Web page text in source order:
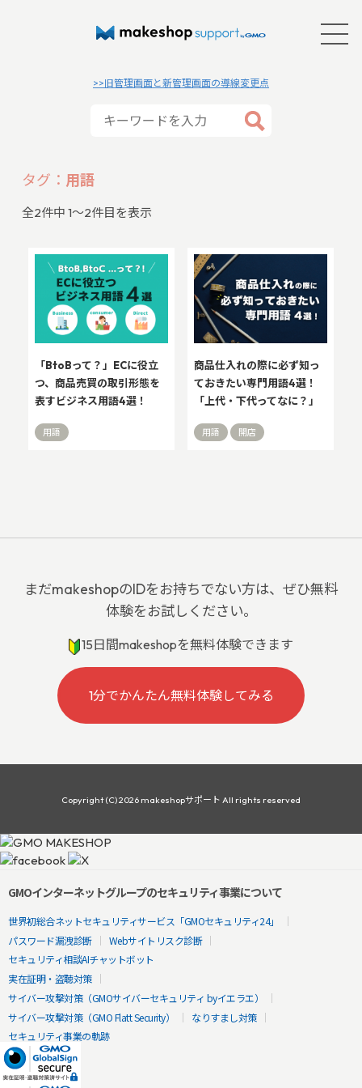
>>旧管理画面と新管理画面の導線変更点
タグ： 用語
全2件中 1〜2件目を表示
「BtoBって？」ECに役立
つ、商品売買の取引形態を
表すビジネス用語4選！
用語
商品仕入れの際に必ず知っ
ておきたい専門用語4選！
「上代・下代ってなに？」
用語 開店
まだmakeshopのIDをお持ちでない方は、ぜひ無料
体験をお試しください。
15日間makeshopを無料体験できます
1分でかんたん無料体験してみる
Copyright (C) 2026 makeshopサポート All rights reserved
GMOインターネットグループのセキュリティ事業について
世界初総合ネットセキュリティサービス「GMOセキュリティ24」
パスワード漏洩診断
Webサイトリスク診断
セキュリティ相談AIチャットボット
実在証明・盗聴対策
サイバー攻撃対策（GMOサイバーセキュリティ byイエラエ）
サイバー攻撃対策（GMO Flatt Security）
なりすまし対策
セキュリティ事業の軌跡